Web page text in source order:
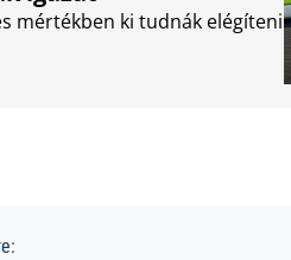
mértékben ki tudnák elégíteni